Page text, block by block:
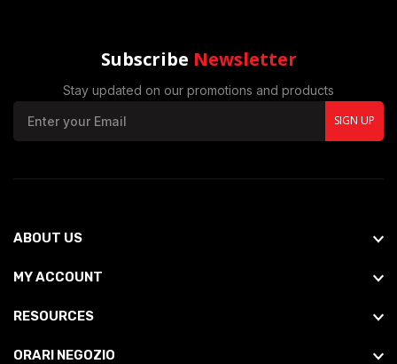
Subscribe Newsletter
Stay updated on our promotions and products
SIGN UP
ABOUT US
MY ACCOUNT
RESOURCES
ORARI NEGOZIO